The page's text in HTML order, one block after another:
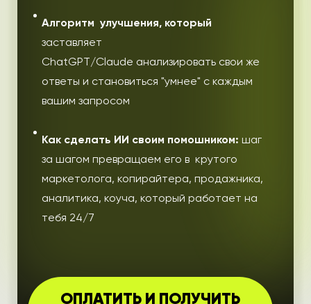
Алгоритм улучшения, который
заставляет
ChatGPT/Claude анализировать свои же
ответы и становиться "умнее" с каждым
вашим запросом
Как сделать ИИ своим помошником: шаг
за шагом превращаем его в крутого
маркетолога, копирайтера, продажника,
аналитика, коуча, который работает на
тебя 24/7
ОПЛАТИТЬ И ПОЛУЧИТЬ